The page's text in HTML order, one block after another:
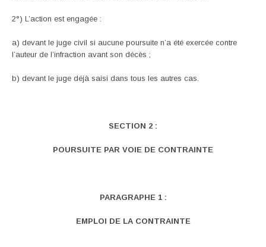
2°) L’action est engagée :
a) devant le juge civil si aucune poursuite n’a été exercée contre
l’auteur de l’infraction avant son décès ;
b) devant le juge déjà saisi dans tous les autres cas.
SECTION 2 :
POURSUITE PAR VOIE DE CONTRAINTE
PARAGRAPHE 1 :
EMPLOI DE LA CONTRAINTE